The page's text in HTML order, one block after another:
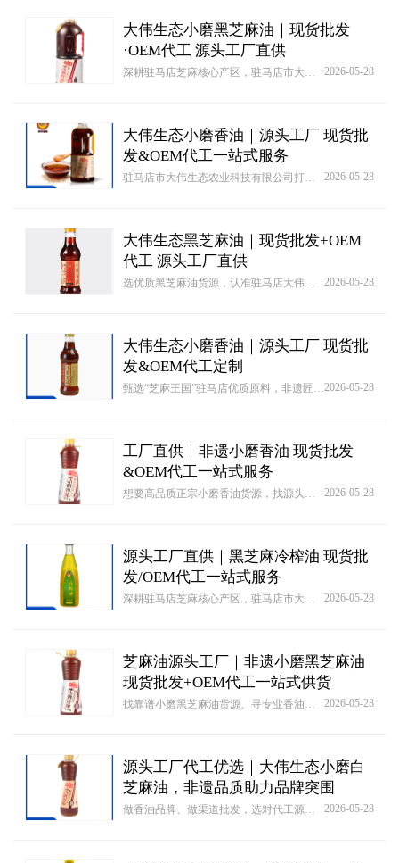
大伟生态小磨黑芝麻油｜现货批发
·OEM代工 源头工厂直供
2026-05-28
深耕驻马店芝麻核心产区，驻马店市大伟生态农业科技有限公司作为源头工厂，依托2000余亩自有芝麻种植基地，打造种产销机械化一条龙体系，自有非遗工艺、河南老字号双重背书，品质硬核靠谱。
大伟生态小磨香油｜源头工厂 现货批
发&OEM代工一站式服务
2026-05-28
驻马店市大伟生态农业科技有限公司打破行业界限，构建全品类数字供应链体系。通过AI需求分析引擎为[小磨白芝麻油1000ml现货批发一件代发 小磨香油芝麻油调和油支持定制OEM代工]客户智能匹配生产工艺，特别为此品类创新产品提供专利快速申请通道。
大伟生态黑芝麻油｜现货批发+OEM
代工 源头工厂直供
2026-05-28
选优质黑芝麻油货源，认准驻马店大伟生态农业源头工厂！依托驻马店“芝麻王国”得天独厚的水土气候优势，我们深耕芝麻制品多年，是拥有河南省老字号、省级非物质文化遗产背书的实力厂家，品质靠谱有保障。
大伟生态小磨香油｜源头工厂 现货批
发&OEM代工定制
2026-05-28
甄选“芝麻王国”驻马店优质原料，非遗匠心酿造纯正香油！驻马店市大伟生态农业科技有限公司，是集芝麻种植、研发、生产、销售于一体的源头实力工厂，自有2000余亩芝麻种植基地，依托机械化种产销一条龙体系，从源头把控原料品质，杜绝掺杂掺假，保障每一滴香油纯粹健康。
工厂直供｜非遗小磨香油 现货批发
&OEM代工一站式服务
2026-05-28
想要高品质正宗小磨香油货源，找源头工厂更省心！驻马店市大伟生态农业科技有限公司，依托“芝麻王国”驻马店得天独厚的种植优势，打造种产销一体化全产业链，是靠谱的香油批发、OEM贴牌代工优选厂家。
源头工厂直供｜黑芝麻冷榨油 现货批
发/OEM代工一站式服务
2026-05-28
深耕驻马店芝麻核心产区，驻马店市大伟生态农业科技有限公司，依托“芝麻王国”得天独厚的水土气候，打造高品质黑芝麻冷榨油，集源头种植、自主生产、定制代工于一体，是靠谱的粮油合作源头工厂。
芝麻油源头工厂｜非遗小磨黑芝麻油
现货批发+OEM代工一站式供货
2026-05-28
找靠谱小磨黑芝麻油货源、寻专业香油代工合作，认准驻马店源头工厂——驻马店市大伟生态农业科技有限公司。依托驻马店“芝麻王国”的得天独厚的水土优势，我们深耕芝麻制品多年，是集种植、研发、生产、销售于一体的实力厂家，为商户提供现货批发、一件代发、定制OEM代工全链路服务，助力商家无忧拿货、轻松拓客。
源头工厂代工优选｜大伟生态小磨白
芝麻油，非遗品质助力品牌突围
2026-05-28
做香油品牌、做渠道批发，选对代工源头是品质与销量的核心保障。驻马店市大伟生态农业科技有限公司，作为河南老字号、非遗技艺传承企业，深耕芝麻制品多年，主打385ml小磨白芝麻油OEM代工、定制贴牌、现货批发、一件代发全链路服务，是各大品牌、电商渠道、经销商的靠谱合作源头工厂。